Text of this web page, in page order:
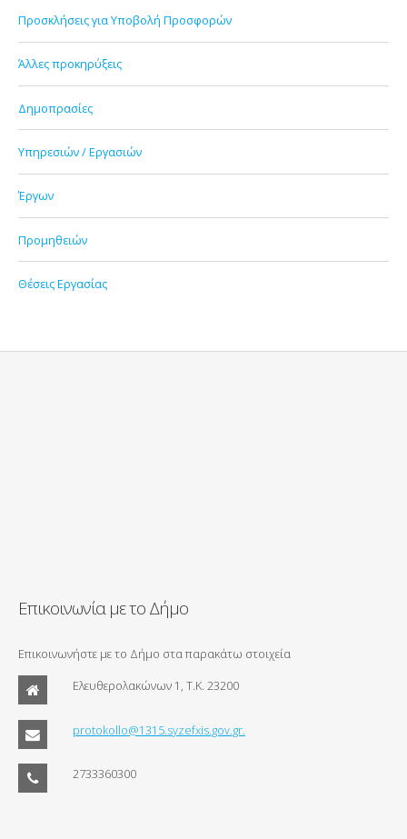
Προσκλήσεις για Υποβολή Προσφορών
Άλλες προκηρύξεις
Δημοπρασίες
Υπηρεσιών / Εργασιών
Έργων
Προμηθειών
Θέσεις Εργασίας
Επικοινωνία με το Δήμο
Επικοινωνήστε με το Δήμο στα παρακάτω στοιχεία
Ελευθερολακώνων 1, Τ.Κ. 23200
protokollo@1315.syzefxis.gov.gr.
2733360300